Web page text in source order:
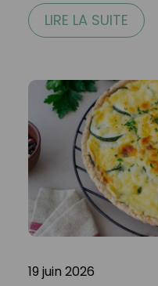
LIRE LA SUITE
19 juin 2026